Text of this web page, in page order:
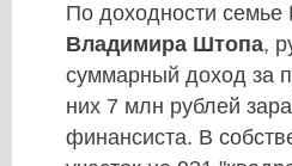
По доходности семье
Владимира Штопа,
суммарный доход за
них 7 млн рублей
финансиста. В